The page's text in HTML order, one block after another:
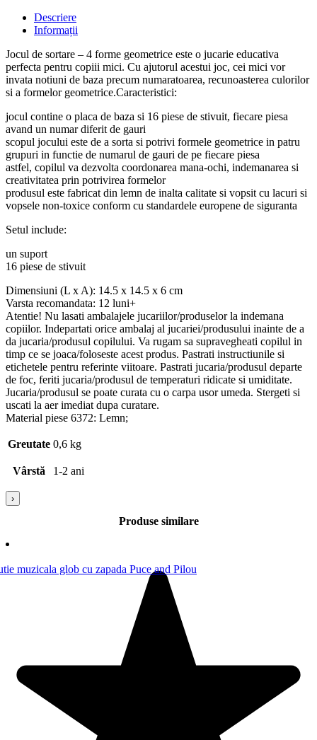
Descriere
Informații
Jocul de sortare – 4 forme geometrice este o jucarie educativa
perfecta pentru copiii mici. Cu ajutorul acestui joc, cei mici vor
invata notiuni de baza precum numaratoarea, recunoasterea culorilor
si a formelor geometrice.Caracteristici:
jocul contine o placa de baza si 16 piese de stivuit, fiecare piesa
avand un numar diferit de gauri
scopul jocului este de a sorta si potrivi formele geometrice in patru
grupuri in functie de numarul de gauri de pe fiecare piesa
astfel, copilul va dezvolta coordonarea mana-ochi, indemanarea si
creativitatea prin potrivirea formelor
produsul este fabricat din lemn de inalta calitate si vopsit cu lacuri si
vopsele non-toxice conform cu standardele europene de siguranta
Setul include:
un suport
16 piese de stivuit
Dimensiuni (L x A): 14.5 x 14.5 x 6 cm
Varsta recomandata: 12 luni+
Atentie! Nu lasati ambalajele jucariilor/produselor la indemana
copiilor. Indepartati orice ambalaj al jucariei/produsului inainte de a
da jucaria/produsul copilului. Va rugam sa supravegheati copilul in
timp ce se joaca/foloseste acest produs. Pastrati instructiunile si
etichetele pentru referinte viitoare. Pastrati jucaria/produsul departe
de foc, feriti jucaria/produsul de temperaturi ridicate si umiditate.
Jucaria/produsul se poate curata cu o carpa usor umeda. Stergeti si
uscati la aer imediat dupa curatare.
Material piese 6372: Lemn;
Greutate 0,6 kg
Vârstă 1-2 ani
›
Produse similare